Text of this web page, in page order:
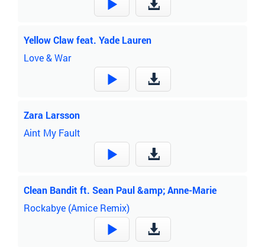
Yellow Claw feat. Yade Lauren
Love & War
Zara Larsson
Aint My Fault
Clean Bandit ft. Sean Paul &amp; Anne-Marie
Rockabye (Amice Remix)